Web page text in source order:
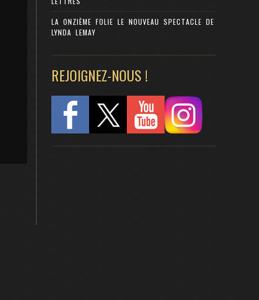
LA ONZIÈME FOLIE LE NOUVEAU SPECTACLE DE
LYNDA LEMAY
REJOIGNEZ-NOUS !